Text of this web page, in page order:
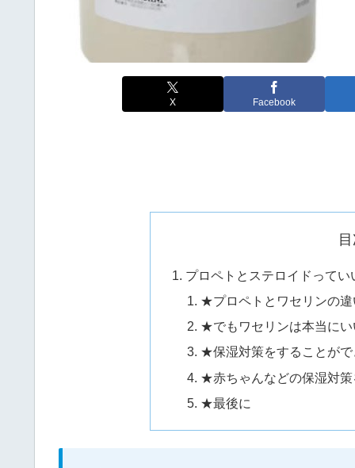
X Facebook
プロペトとステロイドって
★プロペトとワセリンの違
★でもワセリンは本当にい
★保湿対策をすることが
★赤ちゃんなどの保湿対
★最後に